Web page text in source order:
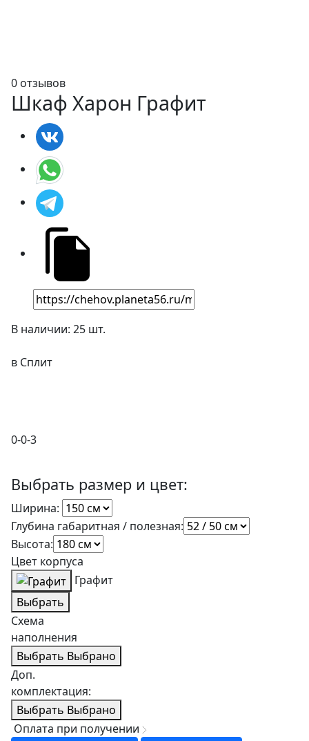
0 отзывов
Шкаф Харон Графит
В наличии: 25 шт.
в Сплит
0-0-3
Выбрать размер и цвет:
Ширина:
Глубина габаритная / полезная:
Высота:
Цвет корпуса
Графит
Выбрать
Схема
наполнения
Выбрать Выбрано
Доп.
комплектация:
Выбрать Выбрано
Оплата при получении